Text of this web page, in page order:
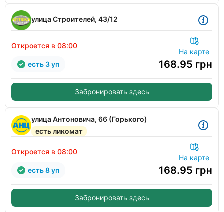
улица Строителей, 43/12
Откроется в 08:00
На карте
168.95 грн
есть 3 уп
Забронировать здесь
улица Антоновича, 66 (Горького)
есть ликомат
Откроется в 08:00
На карте
168.95 грн
есть 8 уп
Забронировать здесь